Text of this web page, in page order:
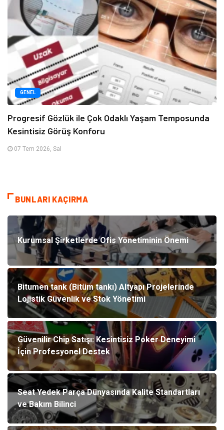
GENEL
Progresif Gözlük ile Çok Odaklı Yaşam Temposunda
Kesintisiz Görüş Konforu
07 Tem 2026, Sal
BUNLARI KAÇIRMA
Kurumsal Şirketlerde Ofis Yönetiminin Önemi
Bitumen tank (Bitüm tankı) Altyapı Projelerinde
Lojistik Güvenlik ve Stok Yönetimi
Güvenilir Chip Satışı: Kesintisiz Poker Deneyimi
İçin Profesyonel Destek
Seat Yedek Parça Dünyasında Kalite Standartları
ve Bakım Bilinci